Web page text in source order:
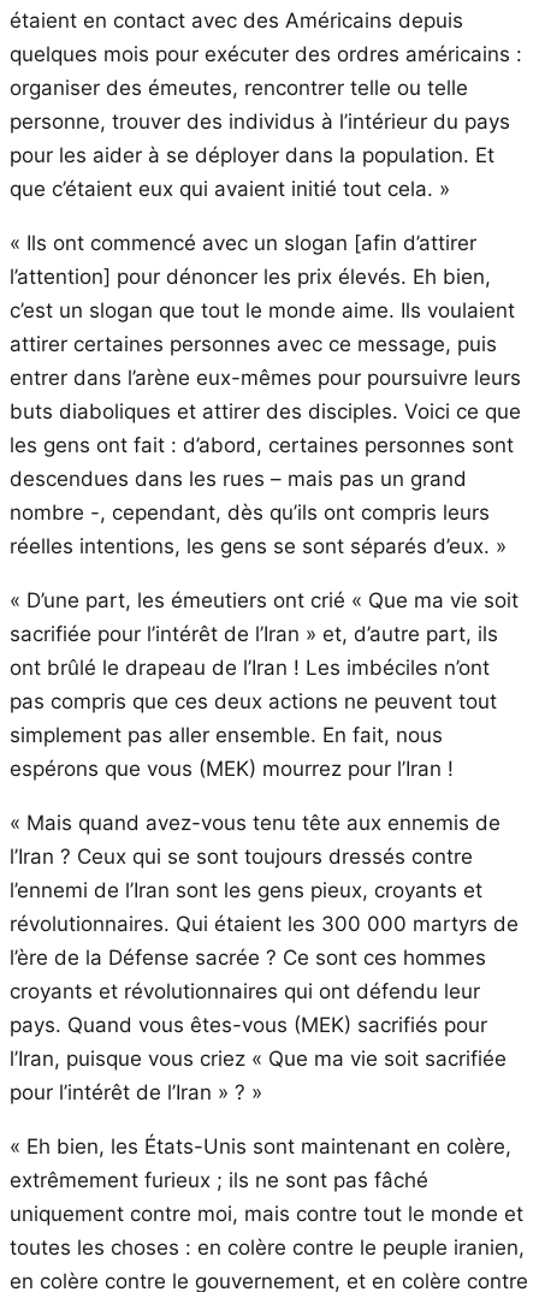
étaient en contact avec des Américains depuis
quelques mois pour exécuter des ordres américains :
organiser des émeutes, rencontrer telle ou telle
personne, trouver des individus à l’intérieur du pays
pour les aider à se déployer dans la population. Et
que c’étaient eux qui avaient initié tout cela. »
« Ils ont commencé avec un slogan [afin d’attirer
l’attention] pour dénoncer les prix élevés. Eh bien,
c’est un slogan que tout le monde aime. Ils voulaient
attirer certaines personnes avec ce message, puis
entrer dans l’arène eux-mêmes pour poursuivre leurs
buts diaboliques et attirer des disciples. Voici ce que
les gens ont fait : d’abord, certaines personnes sont
descendues dans les rues – mais pas un grand
nombre -, cependant, dès qu’ils ont compris leurs
réelles intentions, les gens se sont séparés d’eux. »
« D’une part, les émeutiers ont crié « Que ma vie soit
sacrifiée pour l’intérêt de l’Iran » et, d’autre part, ils
ont brûlé le drapeau de l’Iran ! Les imbéciles n’ont
pas compris que ces deux actions ne peuvent tout
simplement pas aller ensemble. En fait, nous
espérons que vous (MEK) mourrez pour l’Iran !
« Mais quand avez-vous tenu tête aux ennemis de
l’Iran ? Ceux qui se sont toujours dressés contre
l’ennemi de l’Iran sont les gens pieux, croyants et
révolutionnaires. Qui étaient les 300 000 martyrs de
l’ère de la Défense sacrée ? Ce sont ces hommes
croyants et révolutionnaires qui ont défendu leur
pays. Quand vous êtes-vous (MEK) sacrifiés pour
l’Iran, puisque vous criez « Que ma vie soit sacrifiée
pour l’intérêt de l’Iran » ? »
« Eh bien, les États-Unis sont maintenant en colère,
extrêmement furieux ; ils ne sont pas fâché
uniquement contre moi, mais contre tout le monde et
toutes les choses : en colère contre le peuple iranien,
en colère contre le gouvernement, et en colère contre